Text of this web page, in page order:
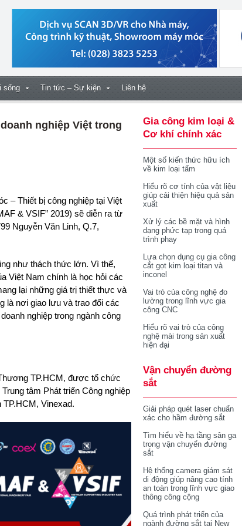
sống Tin tức – Sự kiện Liên hệ
nghiệp Việt trong
& VSIF” 2019) sẽ diễn ra từ
Nguyễn Văn Linh, Q.7,
như thách thức lớn. Vì thế,
Việt Nam chính là học hỏi các
lại những giá trị thiết thực và
là nơi giao lưu và trao đổi các
nghiệp trong ngành công
TP.HCM, được tổ chức
tâm Phát triển Công nghiệp
Vinexad.
Gia công kim loại &
Cơ khí chính xác
Một số kiến thức hữu ích
về kim loại tấm
Hiểu rõ cơ tính của vật liệu
giúp cải thiện hiệu quả sản
xuất
Xử lý các bề mặt và hình
dạng phức tạp trong quá
trình phay
Lựa chọn dụng cụ gia công
cắt gọt kim loại titan và
inconel
Vai trò của công nghệ đo
lường trong lĩnh vực gia
công CNC
Hiểu rõ vai trò của công
nghệ mài trong sản xuất
hiện đại
Vận chuyển đường
sắt
Giải pháp quét laser chuẩn
xác cho hầm đường sắt
Tìm hiểu về hạ tầng sân ga
trong vận chuyển đường
sắt
Hệ thống camera giám sát
di động giúp nâng cao tính
an toàn trong lĩnh vực giao
thông công cộng
Quá trình phát triển của
ngành đường sắt tại New